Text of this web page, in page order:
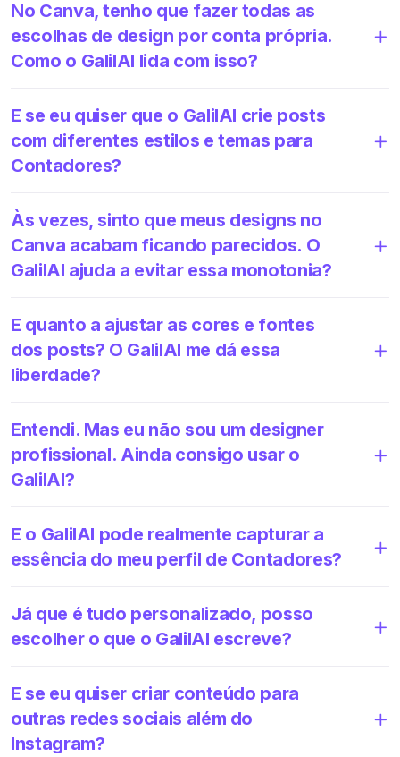
No Canva, tenho que fazer todas as
escolhas de design por conta própria.
Como o GalilAI lida com isso?
E se eu quiser que o GalilAI crie posts
com diferentes estilos e temas para
Contadores?
Às vezes, sinto que meus designs no
Canva acabam ficando parecidos. O
GalilAI ajuda a evitar essa monotonia?
E quanto a ajustar as cores e fontes
dos posts? O GalilAI me dá essa
liberdade?
Entendi. Mas eu não sou um designer
profissional. Ainda consigo usar o
GalilAI?
E o GalilAI pode realmente capturar a
essência do meu perfil de Contadores?
Já que é tudo personalizado, posso
escolher o que o GalilAI escreve?
E se eu quiser criar conteúdo para
outras redes sociais além do
Instagram?